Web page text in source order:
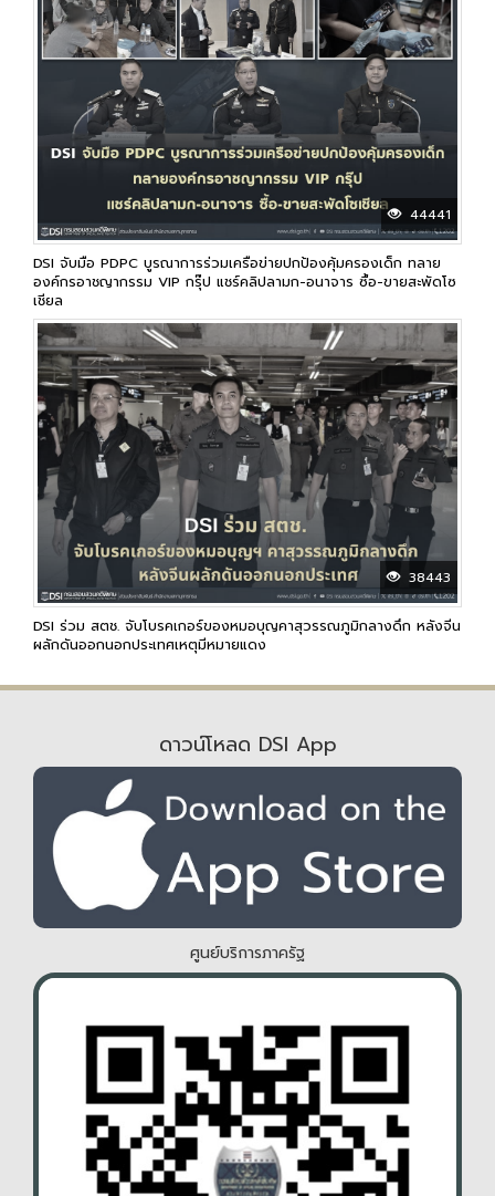
44441
DSI จับมือ PDPC บูรณาการร่วมเครือข่ายปกป้องคุ้มครองเด็ก ทลาย
องค์กรอาชญากรรม VIP กรุ๊ป แชร์คลิปลามก-อนาจาร ซื้อ-ขายสะพัดโซ
เชียล
38443
DSI ร่วม สตช. จับโบรคเกอร์ของหมอบุญคาสุวรรณภูมิกลางดึก หลังจีน
ผลักดันออกนอกประเทศเหตุมีหมายแดง
ดาวน์โหลด DSI App
ศูนย์บริการภาครัฐ